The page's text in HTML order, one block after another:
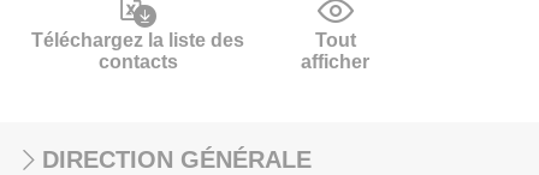
Téléchargez la liste des
contacts
Tout
afficher
DIRECTION GÉNÉRALE